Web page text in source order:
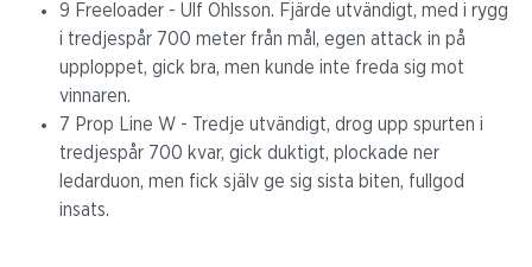
9 Freeloader - Ulf Ohlsson. Fjärde utvändigt, med i rygg
i tredjespår 700 meter från mål, egen attack in på
upploppet, gick bra, men kunde inte freda sig mot
vinnaren.
7 Prop Line W - Tredje utvändigt, drog upp spurten i
tredjespår 700 kvar, gick duktigt, plockade ner
ledarduon, men fick själv ge sig sista biten, fullgod
insats.